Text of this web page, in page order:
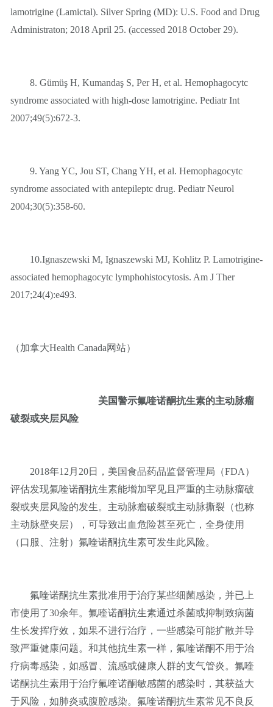
lamotrigine (Lamictal). Silver Spring (MD): U.S. Food and Drug
Administraton; 2018 April 25. (accessed 2018 October 29).
8. Gümüş H, Kumandaş S, Per H, et al. Hemophagocytc
syndrome associated with high-dose lamotrigine. Pediatr Int
2007;49(5):672-3.
9. Yang YC, Jou ST, Chang YH, et al. Hemophagocytc
syndrome associated with antepileptc drug. Pediatr Neurol
2004;30(5):358-60.
10.Ignaszewski M, Ignaszewski MJ, Kohlitz P. Lamotrigine-
associated hemophagocytc lymphohistocytosis. Am J Ther
2017;24(4):e493.
（加拿大Health Canada网站）
美国警示氟喹诺酮抗生素的主动脉瘤
破裂或夹层风险
2018年12月20日，美国食品药品监督管理局（FDA）
评估发现氟喹诺酮抗生素能增加罕见且严重的主动脉瘤破
裂或夹层风险的发生。主动脉瘤破裂或主动脉撕裂（也称
主动脉壁夹层），可导致出血危险甚至死亡，全身使用
（口服、注射）氟喹诺酮抗生素可发生此风险。
氟喹诺酮抗生素批准用于治疗某些细菌感染，并已上
市使用了30余年。氟喹诺酮抗生素通过杀菌或抑制致病菌
生长发挥疗效，如果不进行治疗，一些感染可能扩散并导
致严重健康问题。和其他抗生素一样，氟喹诺酮不用于治
疗病毒感染，如感冒、流感或健康人群的支气管炎。氟喹
诺酮抗生素用于治疗氟喹诺酮敏感菌的感染时，其获益大
于风险，如肺炎或腹腔感染。氟喹诺酮抗生素常见不良反